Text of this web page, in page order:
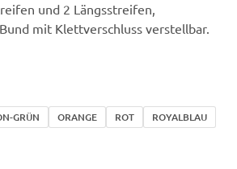
und 2 Längsstreifen,
mit Klettverschluss verstellbar.
GRÜN ORANGE ROT
ROYALBLAU